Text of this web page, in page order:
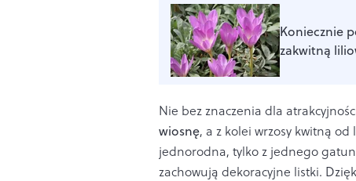
Koniecznie
zakwitną
Nie bez znaczenia dla
wiosnę, a z kolei wrzosy kwitną
jednorodna, tylko z jednego
zachowują dekoracyjne listki.